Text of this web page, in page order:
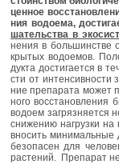
цен­ное
ния во­до­е­ма,
ша­тель­ства в
не­ния в боль­шин­стве
кры­тых во­до­е­мов.
дук­та до­сти­га­ет­ся в
сти от
ние пре­па­ра­та может
но­го вос­ста­нов­ле­ния
во­до­ем за­гряз­ня­ет­ся
сни­же­нию на­груз­ки на
вно­сить ми­ни­маль­ные
без­опа­сен для
рас­те­ний. Пре­па­рат